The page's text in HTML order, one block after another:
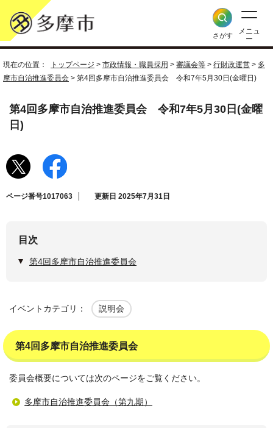
さがす
メニュ
ー
現在の位置： トップページ > 市政情報・職員採用 > 審議会等 > 行財政運営 > 多
摩市自治推進委員会 > 第4回多摩市自治推進委員会 令和7年5月30日(金曜日)
第4回多摩市自治推進委員会 令和7年5月30日(金曜
日)
ページ番号1017063 更新日 2025年7月31日
目次
第4回多摩市自治推進委員会
イベントカテゴリ： 説明会
第4回多摩市自治推進委員会
委員会概要については次のページをご覧ください。
多摩市自治推進委員会（第九期）